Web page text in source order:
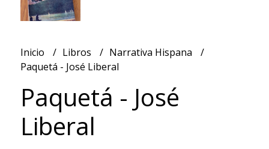
Inicio Libros
Narrativa Hispana
Paquetá - José Liberal
Paquetá - José
Liberal